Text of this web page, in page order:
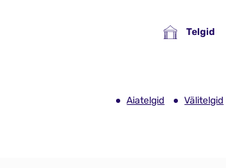
Telgid
Aiatelgid Välitelgid